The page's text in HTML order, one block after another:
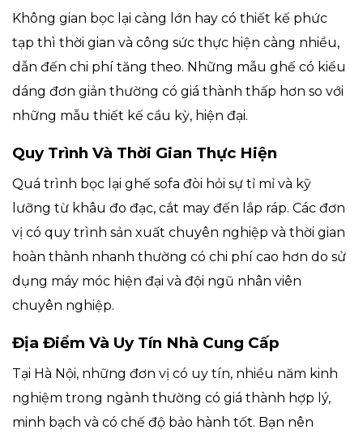
Không gian bọc lại càng lớn hay có thiết kế phức
tạp thì thời gian và công sức thực hiện càng nhiều,
dẫn đến chi phí tăng theo. Những mẫu ghế có kiểu
dáng đơn giản thường có giá thành thấp hơn so với
những mẫu thiết kế cầu kỳ, hiện đại.
Quy Trình Và Thời Gian Thực Hiện
Quá trình bọc lại ghế sofa đòi hỏi sự tỉ mỉ và kỹ
lưỡng từ khâu đo đạc, cắt may đến lắp ráp. Các đơn
vị có quy trình sản xuất chuyên nghiệp và thời gian
hoàn thành nhanh thường có chi phí cao hơn do sử
dụng máy móc hiện đại và đội ngũ nhân viên
chuyên nghiệp.
Địa Điểm Và Uy Tín Nhà Cung Cấp
Tại Hà Nội, những đơn vị có uy tín, nhiều năm kinh
nghiệm trong ngành thường có giá thành hợp lý,
minh bạch và có chế độ bảo hành tốt. Bạn nên